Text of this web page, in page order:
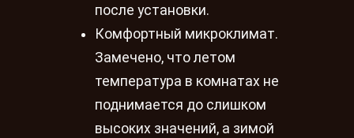
после установки.
Комфортный микроклимат.
Замечено, что летом
температура в комнатах не
поднимается до слишком
высоких значений, а зимой